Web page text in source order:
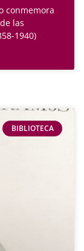
conmemora
las
1940)
BIBLIOTECA